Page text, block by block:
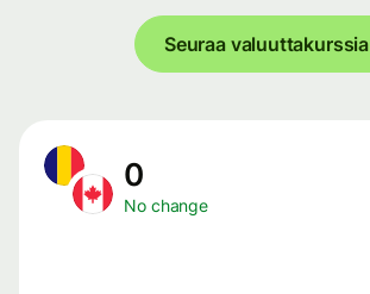
Seuraa valuuttakurssia
0
No change